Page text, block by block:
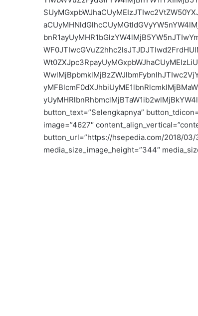
button_text=”Selengkapnya”
image=”4627″
button_url=”https://hsepedia.com/2018/
media_size_image_height=”344″